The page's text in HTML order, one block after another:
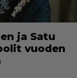
ja Satu
vuoden